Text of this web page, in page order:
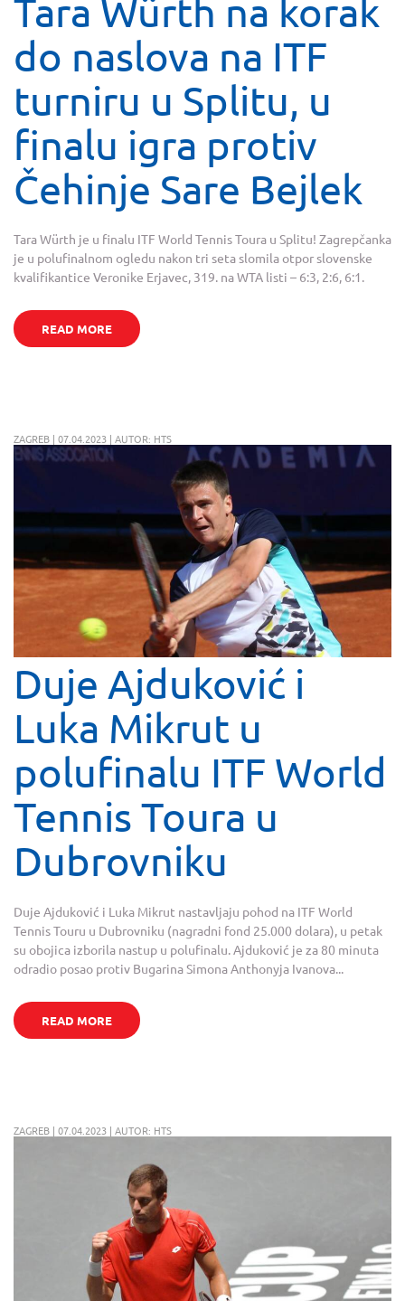
Tara Würth na korak
do naslova na ITF
turniru u Splitu, u
finalu igra protiv
Čehinje Sare Bejlek
Tara Würth je u finalu ITF World Tennis Toura u Splitu! Zagrepčanka
je u polufinalnom ogledu nakon tri seta slomila otpor slovenske
kvalifikantice Veronike Erjavec, 319. na WTA listi – 6:3, 2:6, 6:1.
READ MORE
ZAGREB | 07.04.2023 | AUTOR: HTS
Duje Ajduković i
Luka Mikrut u
polufinalu ITF World
Tennis Toura u
Dubrovniku
Duje Ajduković i Luka Mikrut nastavljaju pohod na ITF World
Tennis Touru u Dubrovniku (nagradni fond 25.000 dolara), u petak
su obojica izborila nastup u polufinalu. Ajduković je za 80 minuta
odradio posao protiv Bugarina Simona Anthonyja Ivanova...
READ MORE
ZAGREB | 07.04.2023 | AUTOR: HTS